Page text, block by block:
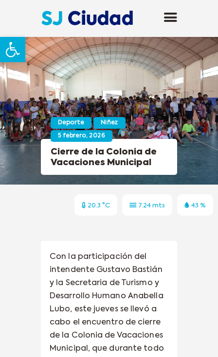
Abrir barra de herramientas
Deporte Niñez
5 febrero, 2026
Cierre de la Colonia de
Vacaciones Municipal
20.3 °C 7.24 mts 43 %
Con la participación del
intendente Gustavo Bastián
y la Secretaria de Turismo y
Desarrollo Humano Anabella
Lubo, este jueves se llevó a
cabo el encuentro de cierre
de la Colonia de Vacaciones
Municipal, que durante todo